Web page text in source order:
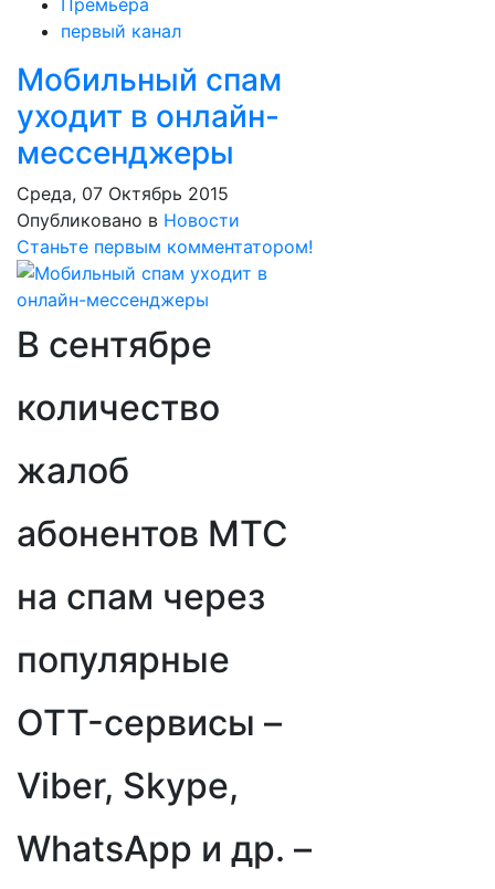
Премьера
первый канал
Мобильный спам
уходит в онлайн-
мессенджеры
Среда, 07 Октябрь 2015
Опубликовано в Новости
Станьте первым комментатором!
В сентябре
количество
жалоб
абонентов МТС
на спам через
популярные
OTT-сервисы –
Viber, Skype,
WhatsApp и др. –